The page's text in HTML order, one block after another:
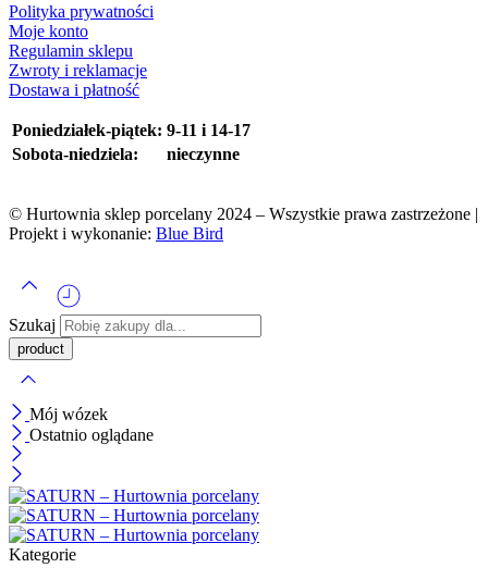
Polityka prywatności
Moje konto
Regulamin sklepu
Zwroty i reklamacje
Dostawa i płatność
Poniedziałek-piątek: 9-11 i 14-17
Sobota-niedziela:
nieczynne
© Hurtownia sklep porcelany 2024 – Wszystkie prawa zastrzeżone |
Projekt i wykonanie: Blue Bird
Szukaj
Mój wózek
Ostatnio oglądane
Kategorie